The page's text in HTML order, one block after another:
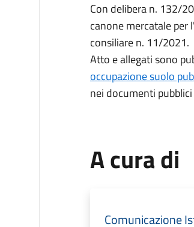
Con delibera n. 132/
canone mercatale
consiliare n. 11/2021.
Atto e allegati sono
occupazione suolo
nei documenti
A cura di
Comunicazione